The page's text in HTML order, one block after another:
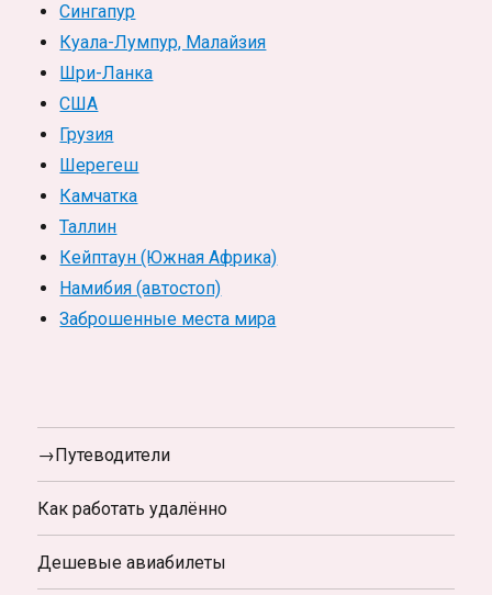
Сингапур
Куала-Лумпур, Малайзия
Шри-Ланка
США
Грузия
Шерегеш
Камчатка
Таллин
Кейптаун (Южная Африка)
Намибия (автостоп)
Заброшенные места мира
→Путеводители
Как работать удалённо
Дешевые авиабилеты